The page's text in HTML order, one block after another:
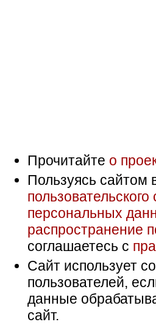
Прочитайте о
Пользуясь сайтом
персональных
распространение
соглашаетесь с
Сайт использует
пользователей,
данные
сайт.